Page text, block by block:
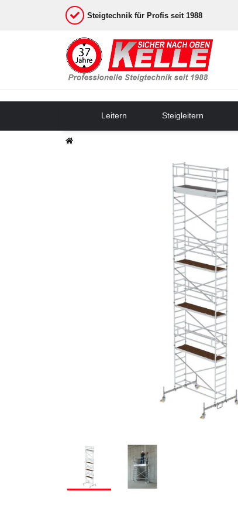
Steigtechnik für Profis seit 1988
Leitern Steigleitern